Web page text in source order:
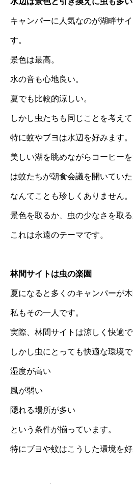
キャンパーに人気なのが湖畔サ
す。
景色は最高。
水の音も心地良い。
夏でも比較的涼しい。
しかし虫たちも同じことを考えて
特に蚊やブヨは水辺を好みます。
美しい湖を眺めながらコーヒー
は蚊たちが朝食会議を開いていた
なんてことも珍しくありません。
景色を取るか、虫の少なさを取る
これは永遠のテーマです。
林間サイトは虫の楽園
夏になると多くのキャンパーが木
私もその一人です。
実際、林間サイトは涼しく快適で
しかし虫にとっても快適な環境で
湿度が高い
風が弱い
隠れる場所が多い
という条件が揃っています。
特にブヨや蚊はこうした環境を好